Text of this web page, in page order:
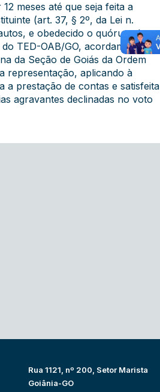
meses até que seja feita a
(art. 37, § 2º, da Lei n.
e obedecido o quórum de
TED-OAB/GO, acordam os
da Seção de Goiás da Ordem
representação, aplicando à
a prestação de contas e satisfeita
agravantes declinadas no voto
Rua 1121, nº 200, Setor Marista
Goiânia-GO